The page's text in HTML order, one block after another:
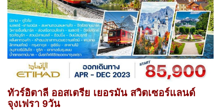
ทัวร์อิตาลี ออสเตรีย เยอรมัน สวิตเซอร์แลนด์
จุงเฟรา 9วัน